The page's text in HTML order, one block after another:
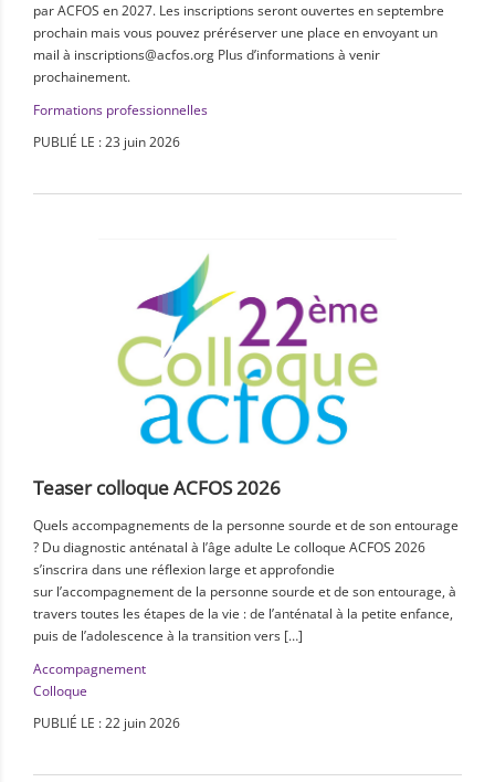
par ACFOS en 2027. Les inscriptions seront ouvertes en septembre
prochain mais vous pouvez préréserver une place en envoyant un
mail à inscriptions@acfos.org Plus d’informations à venir
prochainement.
Formations professionnelles
PUBLIÉ LE : 23 juin 2026
Teaser colloque ACFOS 2026
Quels accompagnements de la personne sourde et de son entourage
? Du diagnostic anténatal à l’âge adulte Le colloque ACFOS 2026
s’inscrira dans une réflexion large et approfondie
sur l’accompagnement de la personne sourde et de son entourage, à
travers toutes les étapes de la vie : de l’anténatal à la petite enfance,
puis de l’adolescence à la transition vers […]
Accompagnement
Colloque
PUBLIÉ LE : 22 juin 2026